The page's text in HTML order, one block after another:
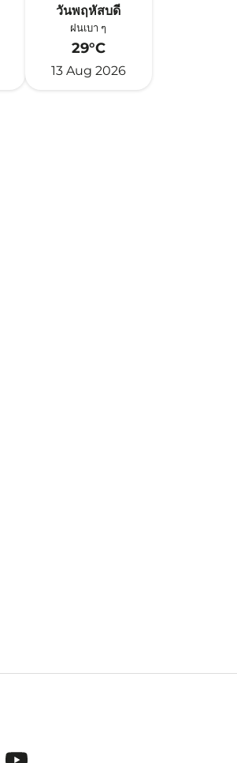
วันพฤหัสบดี
ฝนเบา ๆ
29°C
13 Aug 2026